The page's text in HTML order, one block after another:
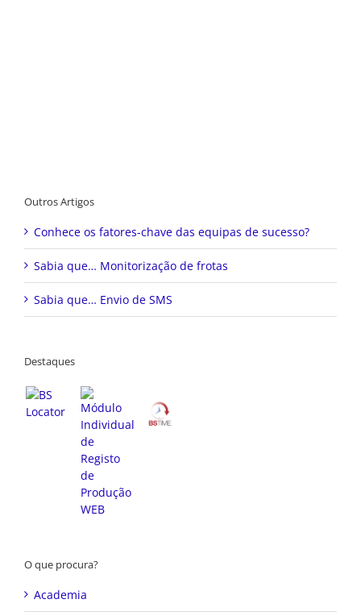
Outros Artigos
Conhece os fatores-chave das equipas de sucesso?
Sabia que… Monitorização de frotas
Sabia que… Envio de SMS
Destaques
O que procura?
Academia